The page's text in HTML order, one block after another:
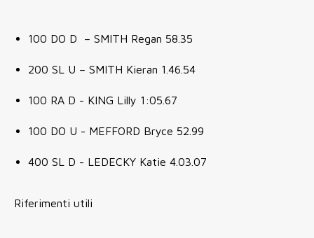
100 DO D – SMITH Regan 58.35
200 SL U – SMITH Kieran 1.46.54
100 RA D - KING Lilly 1:05.67
100 DO U - MEFFORD Bryce 52.99
400 SL D - LEDECKY Katie 4.03.07
Riferimenti utili